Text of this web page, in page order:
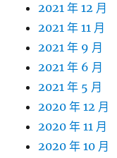
2021 年 12 月
2021 年 11 月
2021 年 9 月
2021 年 6 月
2021 年 5 月
2020 年 12 月
2020 年 11 月
2020 年 10 月